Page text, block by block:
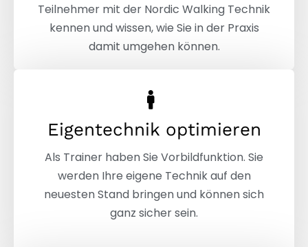
Teilnehmer mit der Nordic Walking Technik
kennen und wissen, wie Sie in der Praxis
damit umgehen können.
Eigentechnik optimieren​
Als Trainer haben Sie Vorbildfunktion. Sie
werden Ihre eigene Technik auf den
neuesten Stand bringen und können sich
ganz sicher sein.